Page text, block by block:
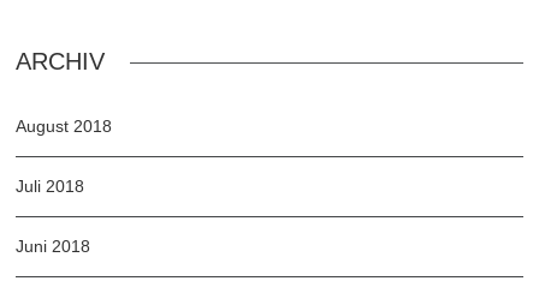
ARCHIV
August 2018
Juli 2018
Juni 2018